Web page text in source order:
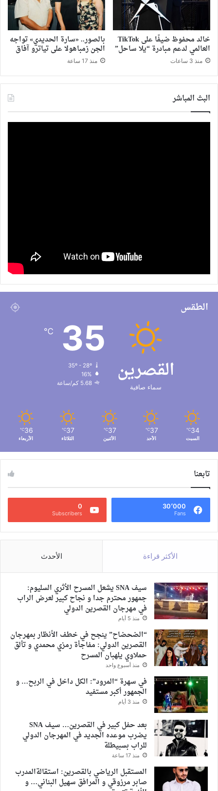
خالد محفوظ ضيفًا على TikTok
العالمي لدعم مبادرة “يلا ساحل”
منذ 3 ساعات
بالصور.. «سارة الحديدي» تواجه
الجن زمباهولا على تياترو آفاق
منذ 17 ساعة
البث المباشر
الطقس
القصرين
سماء صافية
35
℃
35º - 28º
16%
5.68 كم/ساعة
34
℃
السبت
37
℃
الأحد
37
℃
الأثنين
37
℃
الثلاثاء
36
℃
الأربعاء
تابعنا
30٬000
Fans
0
Subscribers
الأكثر قراءة الأحدث
سيف SNA يشعل المسرح الأثري السليوم:
جمهور محترم جدا و نجاح كبير لعرض الراب
في مهرجان القصرين الدولي
منذ 5 أيام
“الضحضاح” ينجح في خطف الأنظار بمهرجان
القصرين الدولي: مفاجأة رمزي محمدي و تألق
حملاوي يلهبان المسرح
منذ أسبوع واحد
في سهرة “المرود”: الكل داخل في الربح… و
الجمهور أكبر مستفيد
منذ 3 أيام
بعد حفل كبير في القصرين… سيف SNA
يضرب موعده الجديد في المهرجان الدولي
للراب بسبيطلة
منذ 17 ساعة
المستقبل الرياضي بالقصرين: استقالةالمدرب
صابر مرزوقي و المرافق سهيل البناني… و